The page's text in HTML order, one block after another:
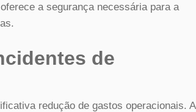
a segurança necessária para a
de
redução de gastos operacionais. A